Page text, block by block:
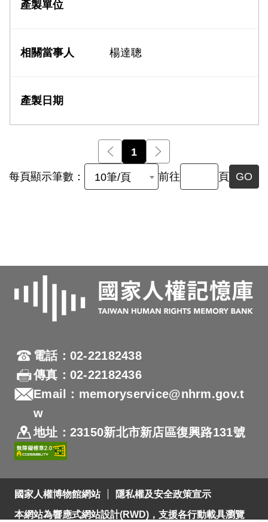
楊達聰
前一頁
1
每頁顯示筆數： 10筆/頁 前往 頁 GO
電話：02-22182438
傳真：02-22182436
Email：memoryservice@nhrm.gov.t
w
地址：23150新北市新店區復興路131號
國家人權博物館網站
隱私權及安全政策宣示
本網站為響應式網站設計(RWD)，支援各行動載具瀏覽